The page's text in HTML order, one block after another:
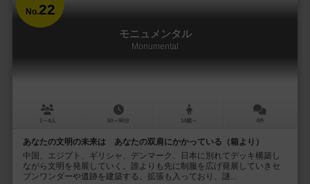
No.22
モニュメンタル
Monumental
1～4人 60～90分 14歳～ 4件
あなたの文明の未来は あなたの双肩にかかっている（箱より）
中国、エジプト、ギリシャ、デンマーク、日本に別れてデッキ構築し
ながら文明を発展していく。誰よりも先に制服を広げ発展していきセ
ブンワンダーや遺跡を建築する。拡張も入っており、謎...